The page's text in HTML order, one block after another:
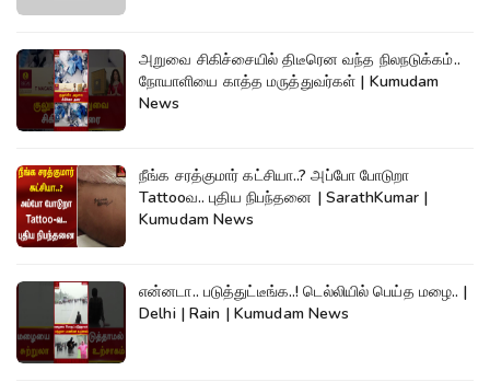
அறுவை சிகிச்சையில் திடீரென வந்த நிலநடுக்கம்..
நோயாளியை காத்த மருத்துவர்கள் | Kumudam
News
நீங்க சரத்குமார் கட்சியா..? அப்போ போடுறா
Tattooவ.. புதிய நிபந்தனை | SarathKumar |
Kumudam News
என்னடா.. படுத்துட்டீங்க..! டெல்லியில் பெய்த மழை.. |
Delhi | Rain | Kumudam News